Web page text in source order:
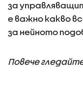
за
е важно какво
за нейното
Повече